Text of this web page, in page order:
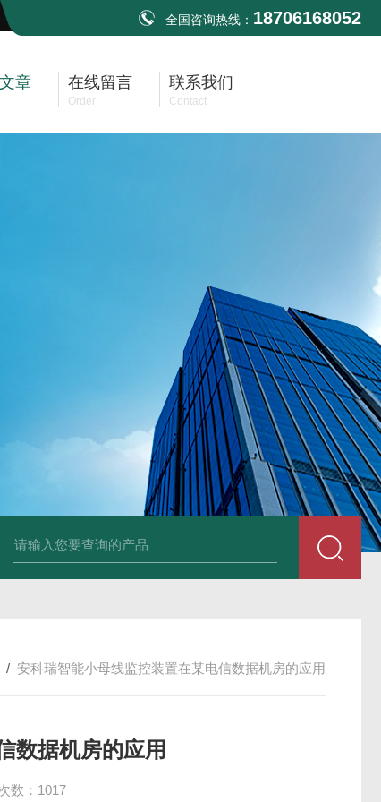
全国咨询热线： 18706168052
章 在线留言
Order
联系我们
Contact
0.4/B终端安防ANSNP 化解零线过载电气隐患 数据冻结
/ 安科瑞智能小母线监控装置在某电信数据机房的应用
数据机房的应用
数：1017